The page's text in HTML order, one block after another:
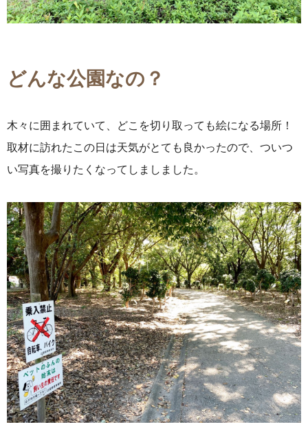
どんな公園なの？
木々に囲まれていて、どこを切り取っても絵になる場所！
取材に訪れたこの日は天気がとても良かったので、ついつ
い写真を撮りたくなってしましました。